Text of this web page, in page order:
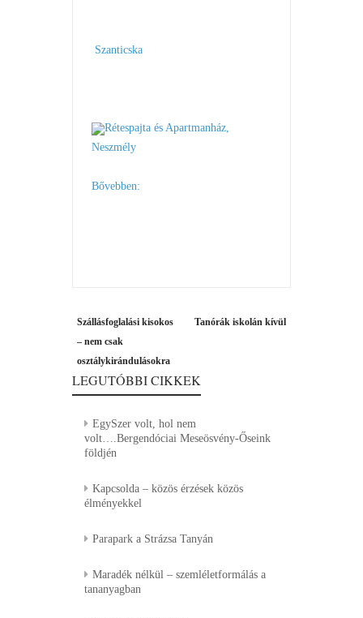
Szanticska
Rétespajta és Apartmanház,
Neszmély
Bővebben:
Bejegyzés
navigáció
Previous
post:
Szállásfoglalási kisokos
– nem csak
osztálykirándulásokra
Tanórák iskolán kívül
LEGUTÓBBI CIKKEK
EgySzer volt, hol nem
volt….Bergendóciai Meseösvény-Őseink
földjén
Kapcsolda – közös érzések közös
élményekkel
Parapark a Strázsa Tanyán
Maradék nélkül – szemléletformálás a
tananyagban